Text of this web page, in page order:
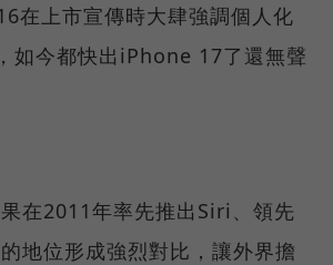
在上市宣傳時大肆強調個人化
如今都快出iPhone 17了還無聲
在2011年率先推出Siri、領先
地位形成強烈對比，讓外界擔